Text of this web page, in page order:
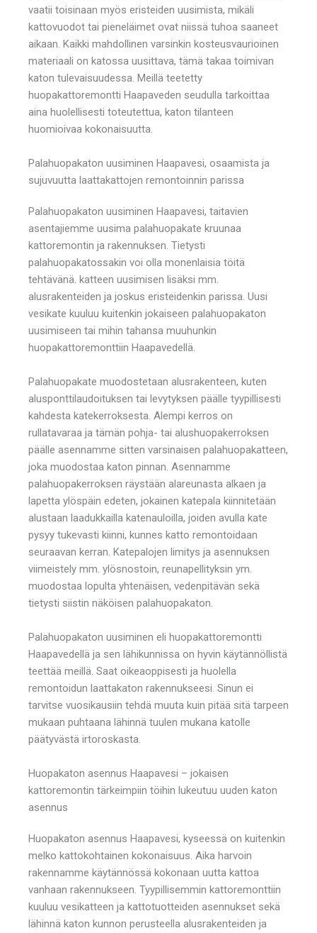
vaatii toisinaan myös eristeiden uusimista, mikäli
kattovuodot tai pieneläimet ovat niissä tuhoa saaneet
aikaan. Kaikki mahdollinen varsinkin kosteusvaurioinen
materiaali on katossa uusittava, tämä takaa toimivan
katon tulevaisuudessa. Meillä teetetty
huopakattoremontti Haapaveden seudulla tarkoittaa
aina huolellisesti toteutettua, katon tilanteen
huomioivaa kokonaisuutta.
Palahuopakaton uusiminen Haapavesi, osaamista ja
sujuvuutta laattakattojen remontoinnin parissa
Palahuopakaton uusiminen Haapavesi, taitavien
asentajiemme uusima palahuopakate kruunaa
kattoremontin ja rakennuksen. Tietysti
palahuopakatossakin voi olla monenlaisia töitä
tehtävänä. katteen uusimisen lisäksi mm.
alusrakenteiden ja joskus eristeidenkin parissa. Uusi
vesikate kuuluu kuitenkin jokaiseen palahuopakaton
uusimiseen tai mihin tahansa muuhunkin
huopakattoremonttiin Haapavedellä.
Palahuopakate muodostetaan alusrakenteen, kuten
alusponttilaudoituksen tai levytyksen päälle tyypillisesti
kahdesta katekerroksesta. Alempi kerros on
rullatavaraa ja tämän pohja- tai alushuopakerroksen
päälle asennamme sitten varsinaisen palahuopakatteen,
joka muodostaa katon pinnan. Asennamme
palahuopakerroksen räystään alareunasta alkaen ja
lapetta ylöspäin edeten, jokainen katepala kiinnitetään
alustaan laadukkailla katenauloilla, joiden avulla kate
pysyy tukevasti kiinni, kunnes katto remontoidaan
seuraavan kerran. Katepalojen limitys ja asennuksen
viimeistely mm. ylösnostoin, reunapellityksin ym.
muodostaa lopulta yhtenäisen, vedenpitävän sekä
tietysti siistin näköisen palahuopakaton.
Palahuopakaton uusiminen eli huopakattoremontti
Haapavedellä ja sen lähikunnissa on hyvin käytännöllistä
teettää meillä. Saat oikeaoppisesti ja huolella
remontoidun laattakaton rakennukseesi. Sinun ei
tarvitse vuosikausiin tehdä muuta kuin pitää sitä tarpeen
mukaan puhtaana lähinnä tuulen mukana katolle
päätyvästä irtoroskasta.
Huopakaton asennus Haapavesi – jokaisen
kattoremontin tärkeimpiin töihin lukeutuu uuden katon
asennus
Huopakaton asennus Haapavesi, kyseessä on kuitenkin
melko kattokohtainen kokonaisuus. Aika harvoin
rakennamme käytännössä kokonaan uutta kattoa
vanhaan rakennukseen. Tyypillisemmin kattoremonttiin
kuuluu vesikatteen ja kattotuotteiden asennukset sekä
lähinnä katon kunnon perusteella alusrakenteiden ja